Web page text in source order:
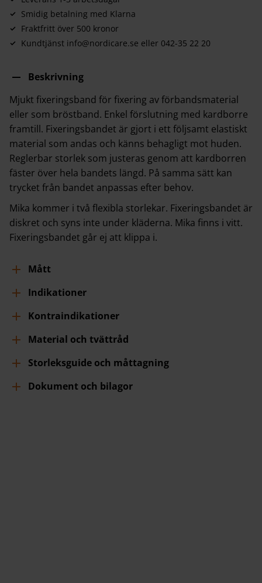
Smidig betalning med Klarna
Fraktfritt över 500 kronor
Kundtjänst info@nordicare.se eller 042-35 22 20
Beskrivning
Mjukt fixeringsband för fixering av förbandsmaterial
eller som bröstband. Enkel förslutning med kardborre
framtill. Fixeringsbandet är gjort i ett följsamt elastiskt
material som andas och känns behagligt mot huden.
Reglerbar storlek som justeras genom att kardborren
fäster över hela bandets längd. På samma sätt kan
trycket från bandet anpassas efter behov.
Mika kommer i två flexibla storlekar. Fixeringsbandet är
diskret och syns inte under kläderna. Mika finns i vitt.
Fixeringsbandet går ej att klippa i.
Mått
Indikationer
Kontraindikationer
Material och tvättråd
Storleksguide och måttagning
Dokument och bilagor